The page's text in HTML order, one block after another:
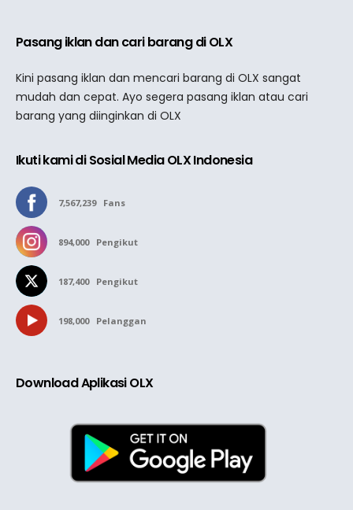
Pasang iklan dan cari barang di OLX
Kini pasang iklan dan mencari barang di OLX sangat
mudah dan cepat. Ayo segera pasang iklan atau cari
barang yang diinginkan di OLX
Ikuti kami di Sosial Media OLX Indonesia
7,567,239 Fans
894,000 Pengikut
187,400 Pengikut
198,000 Pelanggan
Download Aplikasi OLX